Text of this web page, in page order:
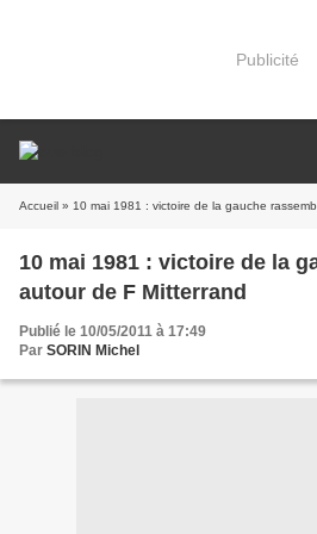
Publicité
Accueil » 10 mai 1981 : victoire de la gauche
10 mai 1981 : victoire de la
autour de F Mitterrand
Publié le 10/05/2011 à 17:49
Par SORIN Michel